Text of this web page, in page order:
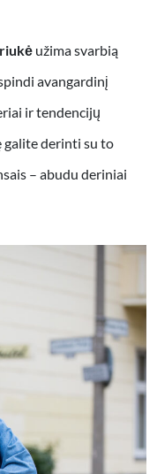
užima svarbią
avangardinį
ir tendencijų
galite derinti su to
– abudu deriniai